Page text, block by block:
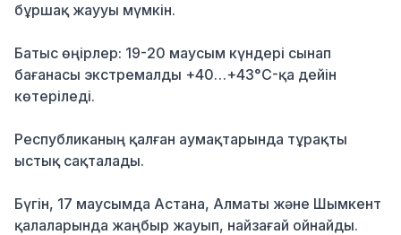
бұршақ жаууы мүмкін.
Батыс өңірлер: 19-20 маусым күндері сынап
бағанасы экстремалды +40…+43°C-қа дейін
көтеріледі.
Республиканың қалған аумақтарында тұрақты
ыстық сақталады.
Бүгін, 17 маусымда Астана, Алматы және Шымкент
қалаларында жаңбыр жауып, найзағай ойнайды.